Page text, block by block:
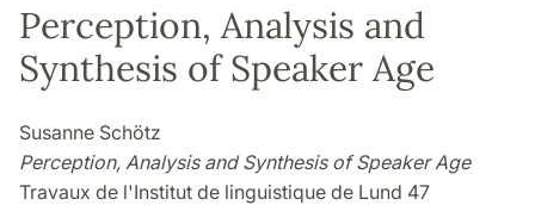
Perception, Analysis and
Synthesis of Speaker Age
Susanne Schötz
Perception, Analysis and Synthesis of Speaker Age
Travaux de l'Institut de linguistique de Lund 47